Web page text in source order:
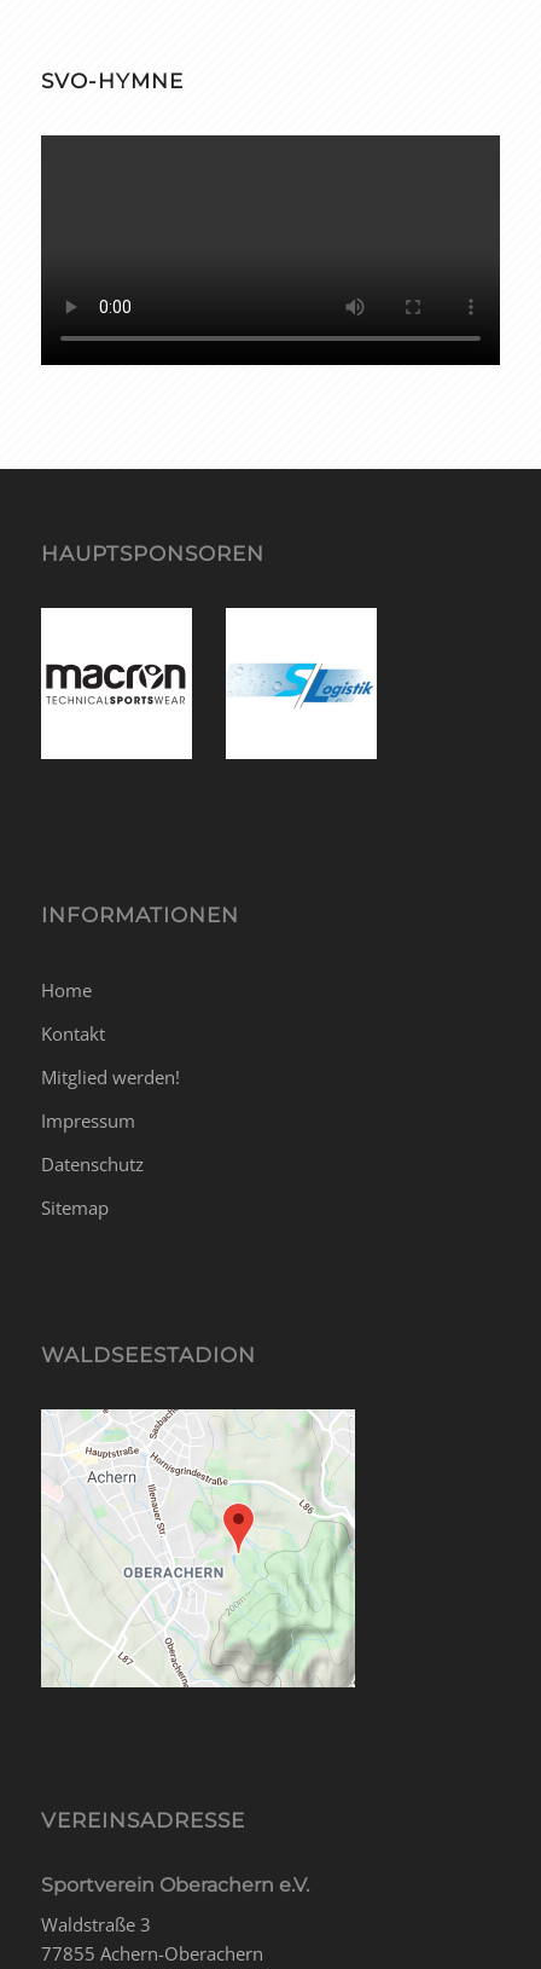
SVO-HYMNE
HAUPTSPONSOREN
INFORMATIONEN
Home
Kontakt
Mitglied werden!
Impressum
Datenschutz
Sitemap
WALDSEESTADION
VEREINSADRESSE
Sportverein Oberachern e.V.
Waldstraße 3
77855 Achern-Oberachern